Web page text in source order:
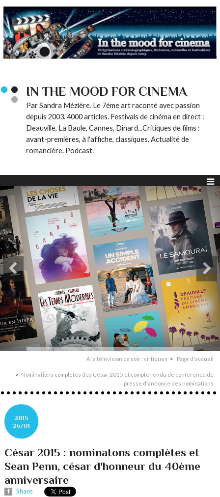
IN THE MOOD FOR CINEMA
Par Sandra Mézière. Le 7ème art raconté avec passion
depuis 2003. 4000 articles. Festivals de cinéma en direct :
Deauville, La Baule, Cannes, Dinard...Critiques de films :
avant-premières, à l'affiche, classiques. Actualité de
romancière. Podcast.
A la télévision ce soir : critiques Page d'accueil
Nominations complètes des César 2015 et compte rendu de conférence de
presse d'annonce des nominations
2015
26/01
César 2015 : nominatons complètes et
Sean Penn, césar d'honneur du 40ème
anniversaire
Share